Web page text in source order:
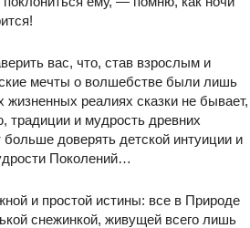
вас, что, став взрослым и
мечты о волшебстве были лишь
реалиях сказки не бывает,
и мудрость древних
доверять детской интуиции и
Поколений…
и простой истины: все в Природе
снежинкой, живущей всего лишь